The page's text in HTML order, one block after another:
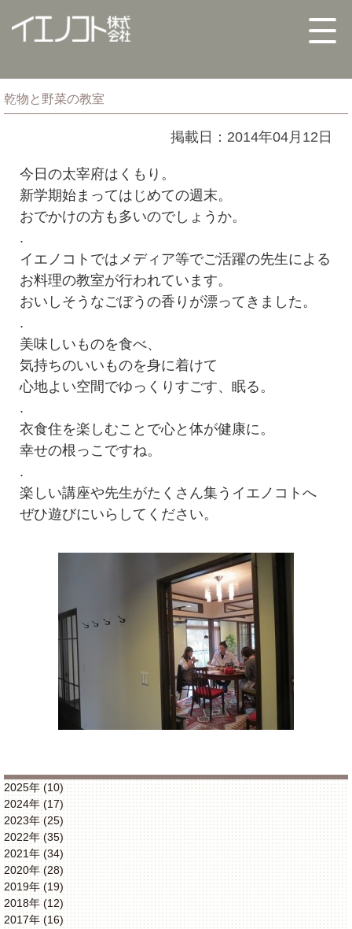
乾物と野菜の教室
掲載日：2014年04月12日
今日の太宰府はくもり。
新学期始まってはじめての週末。
おでかけの方も多いのでしょうか。
.
イエノコトではメディア等でご活躍の先生による
お料理の教室が行われています。
おいしそうなごぼうの香りが漂ってきました。
.
美味しいものを食べ、
気持ちのいいものを身に着けて
心地よい空間でゆっくりすごす、眠る。
.
衣食住を楽しむことで心と体が健康に。
幸せの根っこですね。
.
楽しい講座や先生がたくさん集うイエノコトへ
ぜひ遊びにいらしてください。
2025年 (10)
2024年 (17)
2023年 (25)
2022年 (35)
2021年 (34)
2020年 (28)
2019年 (19)
2018年 (12)
2017年 (16)